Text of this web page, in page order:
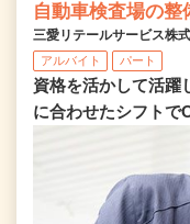
自動車検査場の整
三愛リテールサービス株
アルバイト パート
資格を活かして活躍
に合わせたシフトで